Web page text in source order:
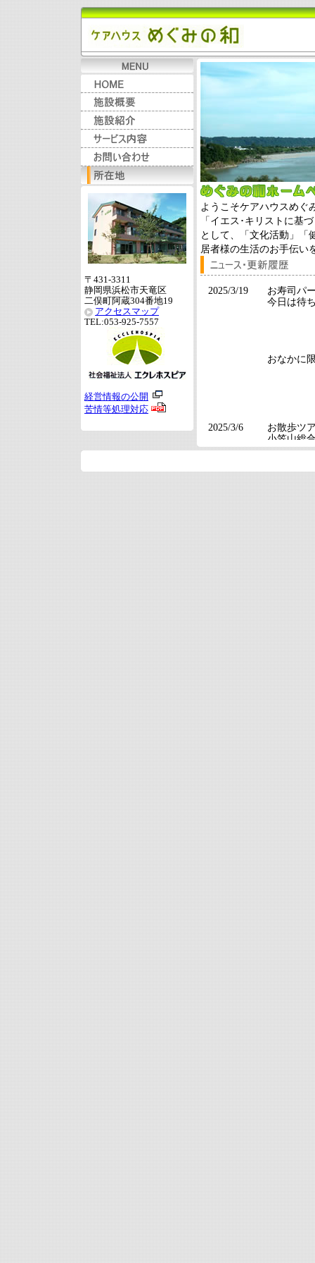
〒431-3311
静岡県浜松市天竜区
二俣町阿蔵304番地19
アクセスマップ
TEL:053-925-7557
経営情報の公開
苦情等処理対応
ようこそケアハウスめぐ
「イエス･キリストに基
として、「文化活動」「
居者様の生活のお手伝い